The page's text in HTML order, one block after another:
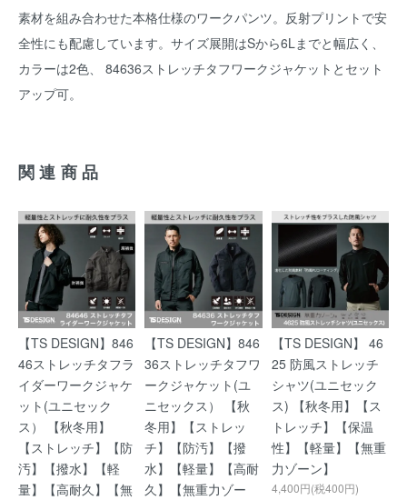
素材を組み合わせた本格仕様のワークパンツ。反射プリントで安
全性にも配慮しています。サイズ展開はSから6Lまでと幅広く、
カラーは2色、 84636ストレッチタフワークジャケットとセット
アップ可。
関連商品
【TS DESIGN】846
46ストレッチタフラ
イダーワークジャケ
ット(ユニセック
ス） 【秋冬用】
【ストレッチ】【防
汚】【撥水】【軽
量】【高耐久】【無
【TS DESIGN】846
36ストレッチタフワ
ークジャケット(ユ
ニセックス） 【秋
冬用】【ストレッ
チ】【防汚】【撥
水】【軽量】【高耐
久】【無重力ゾー
【TS DESIGN】 46
25 防風ストレッチ
シャツ(ユニセック
ス) 【秋冬用】【ス
トレッチ】【保温
性】【軽量】【無重
力ゾーン】
4,400円(税400円)